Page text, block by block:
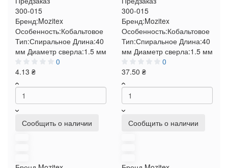
300-015
Бренд:Mozitex
Особенность:Кобальтовое
Тип:Спиральное Длина:40
мм Диаметр сверла:1.5 мм
0
4.13 ₴
Сообщить о наличии
300-015
Бренд:Mozitex
Особенность:Кобальтовое
Тип:Спиральное Длина:40
мм Диаметр сверла:1.5 мм
0
37.50 ₴
Сообщить о наличии